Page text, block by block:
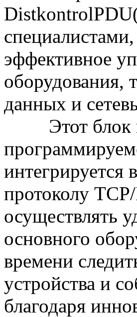
эффективное
оборудования,
данных и
Этот блок
интегрируется
протоколу
осуществлять
основного
времени
устройства и
благодаря